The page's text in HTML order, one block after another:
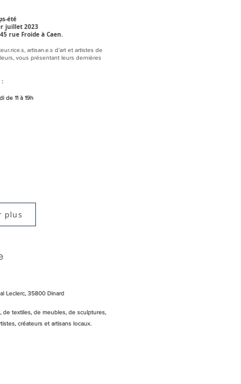
été
juillet 2023
rue Froide à Caen.
artisan.e.s d’art et artistes de
vous présentant leurs dernières
:
de 11 à 19h
plus
Leclerc, 35800 Dinard
de textiles, de meubles, de sculptures,
créateurs et artisans locaux.